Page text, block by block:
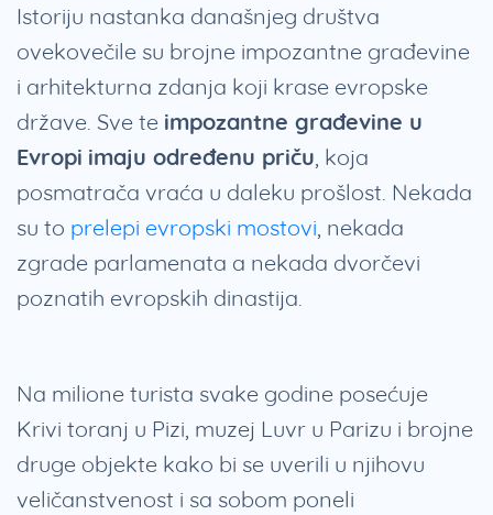
Istoriju nastanka današnjeg društva
ovekovečile su brojne impozantne građevine
i arhitekturna zdanja koji krase evropske
države. Sve te impozantne građevine u
Evropi imaju određenu priču, koja
posmatrača vraća u daleku prošlost. Nekada
su to prelepi evropski mostovi, nekada
zgrade parlamenata a nekada dvorčevi
poznatih evropskih dinastija.
Na milione turista svake godine posećuje
Krivi toranj u Pizi, muzej Luvr u Parizu i brojne
druge objekte kako bi se uverili u njihovu
veličanstvenost i sa sobom poneli